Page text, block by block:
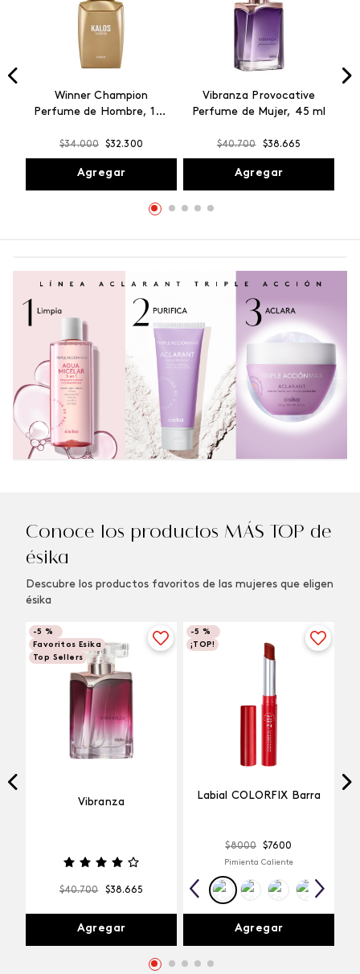
Winner Champion
Perfume de Hombre, 100
$34.000 $32.300
Agregar
Vibranza Provocative
Perfume de Mujer, 45 ml
$40.700 $38.665
Agregar
Conoce los productos MÁS TOP de
ésika
Descubre los productos favoritos de las mujeres que eligen
ésika
-5 %
Favoritos Esika
Top Sellers
Vibranza
$40.700 $38.665
Agregar
-5 %
¡TOP!
Labial COLORFIX Barra
$8000 $7600
Pimienta Caliente
Agregar